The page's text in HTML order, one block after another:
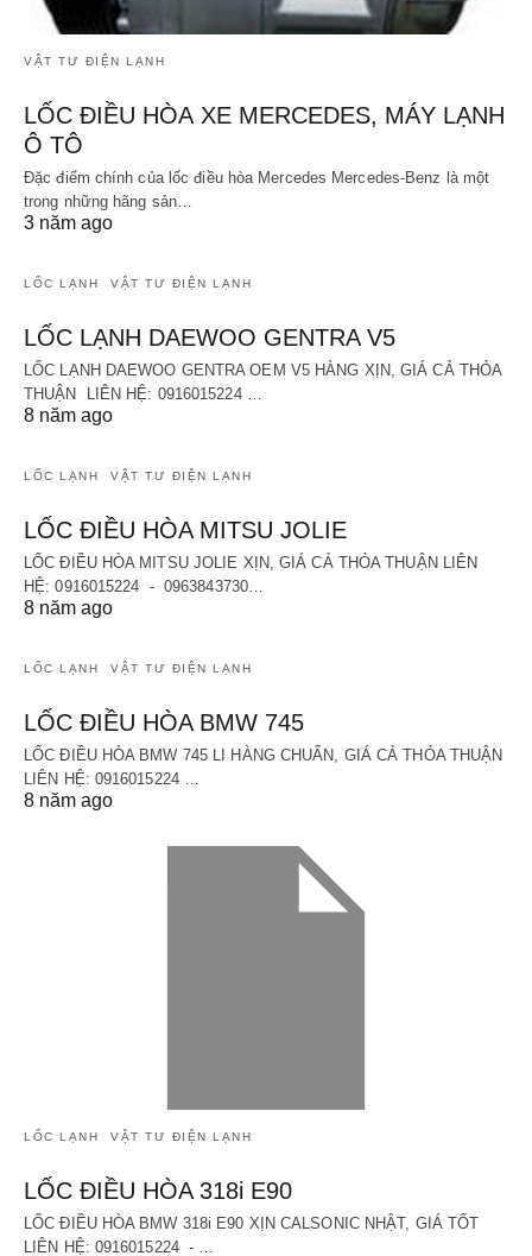
VẬT TƯ ĐIỆN LẠNH
LỐC ĐIỀU HÒA XE MERCEDES, MÁY LẠNH
Ô TÔ
Đặc điểm chính của lốc điều hòa Mercedes Mercedes-Benz là một
trong những hãng sản…
3 năm ago
LỐC LẠNH VẬT TƯ ĐIỆN LẠNH
LỐC LẠNH DAEWOO GENTRA V5
LỐC LẠNH DAEWOO GENTRA OEM V5 HÀNG XỊN, GIÁ CẢ THỎA
THUẬN LIÊN HỆ: 0916015224 …
8 năm ago
LỐC LẠNH VẬT TƯ ĐIỆN LẠNH
LỐC ĐIỀU HÒA MITSU JOLIE
LỐC ĐIỀU HÒA MITSU JOLIE XỊN, GIÁ CẢ THỎA THUẬN LIÊN
HỆ: 0916015224 - 0963843730…
8 năm ago
LỐC LẠNH VẬT TƯ ĐIỆN LẠNH
LỐC ĐIỀU HÒA BMW 745
LỐC ĐIỀU HÒA BMW 745 LI HÀNG CHUẨN, GIÁ CẢ THỎA THUẬN
LIÊN HỆ: 0916015224 …
8 năm ago
LỐC LẠNH VẬT TƯ ĐIỆN LẠNH
LỐC ĐIỀU HÒA 318i E90
LỐC ĐIỀU HÒA BMW 318i E90 XỊN CALSONIC NHẬT, GIÁ TỐT
LIÊN HỆ: 0916015224 - …